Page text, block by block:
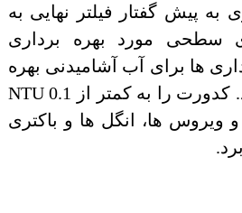
به پیش گفتار فیلتر نهایی به
سطحی مورد بهره برداری
ها برای آب آشامیدنی بهره
برداری می شود. کدورت را به کمتر از 0.1 NTU
ها، انگل ها و باکتری